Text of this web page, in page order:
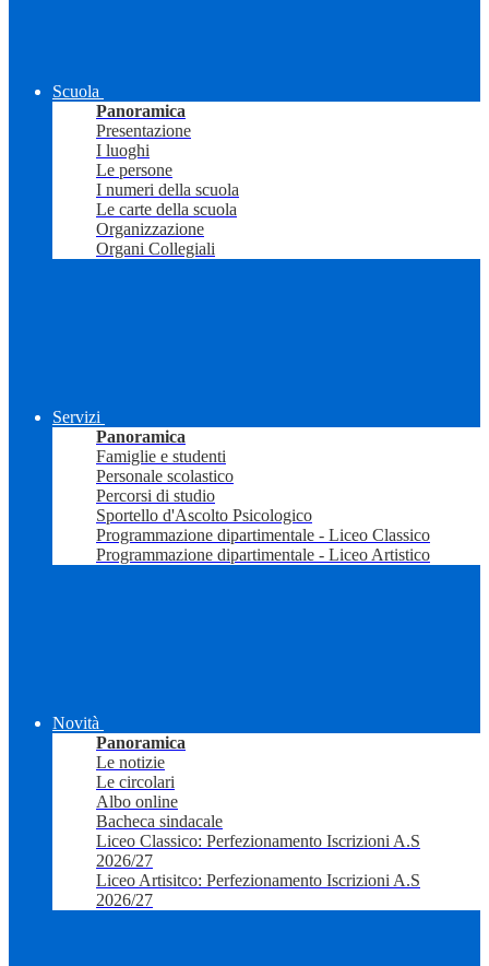
Scuola
Panoramica
Presentazione
I luoghi
Le persone
I numeri della scuola
Le carte della scuola
Organizzazione
Organi Collegiali
Servizi
Panoramica
Famiglie e studenti
Personale scolastico
Percorsi di studio
Sportello d'Ascolto Psicologico
Programmazione dipartimentale - Liceo Classico
Programmazione dipartimentale - Liceo Artistico
Novità
Panoramica
Le notizie
Le circolari
Albo online
Bacheca sindacale
Liceo Classico: Perfezionamento Iscrizioni A.S
2026/27
Liceo Artisitco: Perfezionamento Iscrizioni A.S
2026/27